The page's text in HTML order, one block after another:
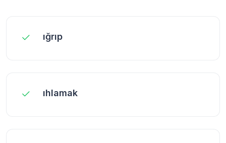
ığrıp
ıhlamak